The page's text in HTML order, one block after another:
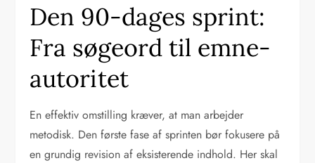
Den 90-dages sprint:
Fra søgeord til emne-
autoritet
En effektiv omstilling kræver, at man arbejder
metodisk. Den første fase af sprinten bør fokusere på
en grundig revision af eksisterende indhold. Her skal